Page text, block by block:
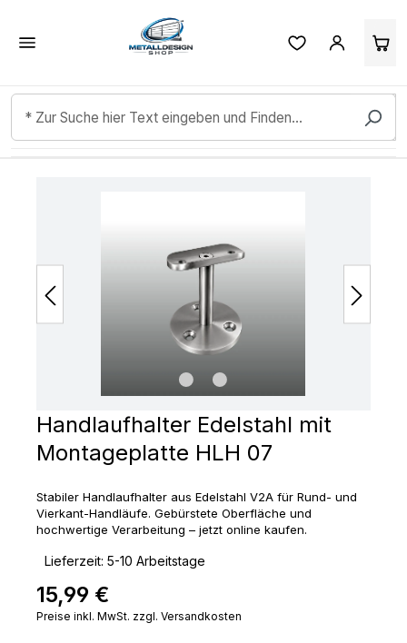
Zum Hauptinhalt springen
Handlaufhalter Edelstahl mit
Montageplatte HLH 07
Stabiler Handlaufhalter aus Edelstahl V2A für Rund- und
Vierkant-Handläufe. Gebürstete Oberfläche und
hochwertige Verarbeitung – jetzt online kaufen.
Lieferzeit: 5-10 Arbeitstage
Regulärer Preis:
15,99 €
Preise inkl. MwSt. zzgl. Versandkosten